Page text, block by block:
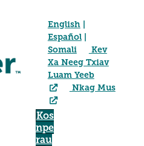
English
Español|
Somali
Kev
Xa Neeg Txiav
Luam Yeeb
Nkag Mus
Kos
npe
rau